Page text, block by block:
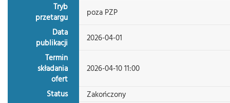
Tryb
przetargu
poza PZP
Data
publikacji
2026-04-01
Termin
składania
ofert
2026-04-10 11:00
Status Zakończony